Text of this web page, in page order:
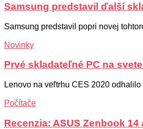
Samsung predstavil ďalší
Samsung predstavil popri novej
Novinky
Prvé skladateľné PC na
Lenovo na veľtrhu CES 2020
Počítače
Recenzia: ASUS Zenbook 14